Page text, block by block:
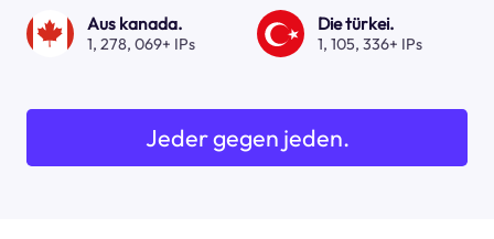
Aus kanada.
1, 278, 069+ IPs
Die türkei.
1, 105, 336+ IPs
Jeder gegen jeden.